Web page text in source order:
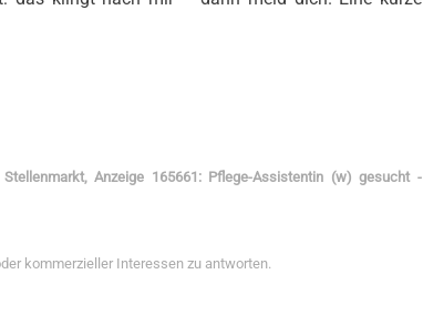
Stellenmarkt, Anzeige 165661: Pflege-Assistentin (w) gesucht -
kommerzieller Interessen zu antworten.